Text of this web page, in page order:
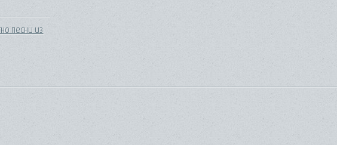
песни из